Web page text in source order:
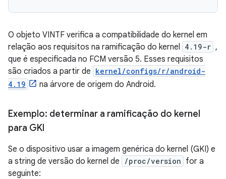
O objeto VINTF verifica a compatibilidade do kernel em
relação aos requisitos na ramificação do kernel 4.19-r ,
que é especificada no FCM versão 5. Esses requisitos
são criados a partir de kernel/configs/r/android-
4.19
na árvore de origem do Android.
Exemplo: determinar a ramificação do kernel
para GKI
Se o dispositivo usar a imagem genérica do kernel (GKI) e
a string de versão do kernel de
/proc/version for a
seguinte: